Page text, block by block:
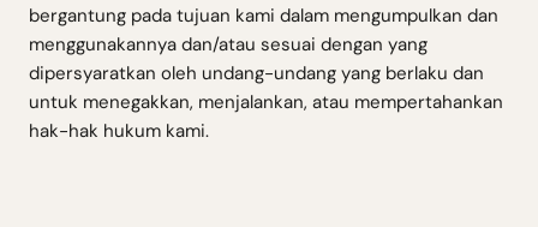
bergantung pada tujuan kami dalam mengumpulkan dan
menggunakannya dan/atau sesuai dengan yang
dipersyaratkan oleh undang-undang yang berlaku dan
untuk menegakkan, menjalankan, atau mempertahankan
hak-hak hukum kami.